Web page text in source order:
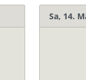
Sa, 14.